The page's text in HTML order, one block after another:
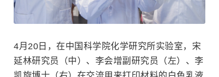
4月20日，在中国科学院化学研究所实验室，宋
延林研究员（中）、李会增副研究员（左）、李